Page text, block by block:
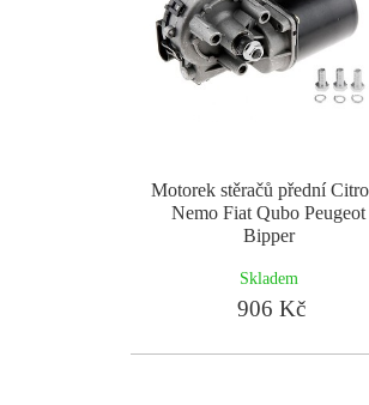
Motorek stěračů přední
Nemo Fiat Qubo Peugeot
Bipper
Skladem
906 Kč